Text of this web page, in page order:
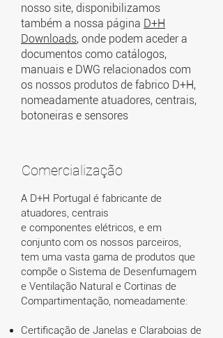
nosso site, disponibilizamos
também a nossa página D+H
Downloads, onde podem aceder a
documentos como catálogos,
manuais e DWG relacionados com
os nossos produtos de fabrico D+H,
nomeadamente atuadores, centrais,
botoneiras e sensores
Comercialização
A D+H Portugal é fabricante de
atuadores, centrais
e componentes elétricos, e em
conjunto com os nossos parceiros,
tem uma vasta gama de produtos que
compõe o Sistema de Desenfumagem
e Ventilação Natural e Cortinas de
Compartimentação, nomeadamente:
Certificação de Janelas e Claraboias de